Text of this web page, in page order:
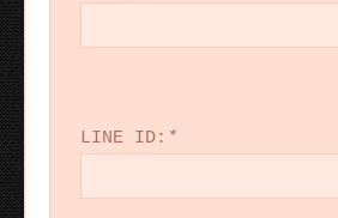
LINE ID: *